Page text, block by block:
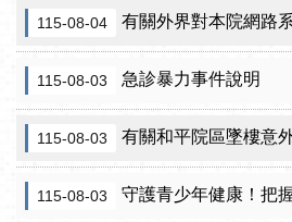
115-08-04 有關外界對本院網路
115-08-03 急診暴力事件說明
115-08-03 有關和平院區墜樓意
115-08-03 守護青少年健康！把握